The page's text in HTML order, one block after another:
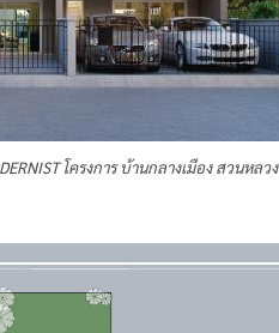
โครงการ บ้านกลางเมือง สวนหลวง